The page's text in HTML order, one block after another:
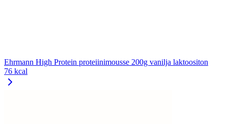
Ehrmann High Protein proteiinimousse 200g vanilja laktoositon
76 kcal